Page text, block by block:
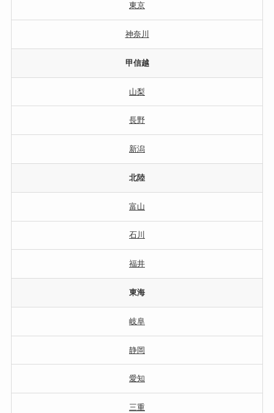
東京
神奈川
甲信越
山梨
長野
新潟
北陸
富山
石川
福井
東海
岐阜
静岡
愛知
三重